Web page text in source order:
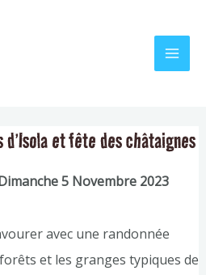
et fête des châtaignes
5 Novembre 2023
avec une randonnée
et les granges typiques de